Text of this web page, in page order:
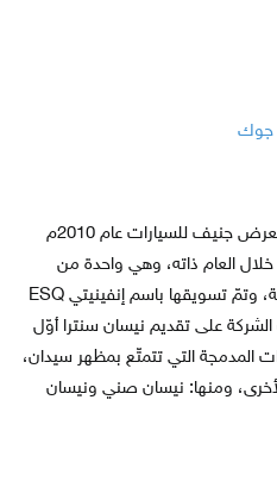
جوك
ظهرت نيسان جوك أوّل مرّة في معرض جنيف للسيارات عام 2010م
خلال العام ذاته، وهي واحدة من
سيّارات الكروس أوفر SUV المدمجة، وتمّ تسويقها باسم إنفينيتي ESQ
الشركة على تقديم نيسان سنترا أوّل
المدمجة التي تتمتّع بمظهر سيدان،
ومنها: نيسان صني ونيسان